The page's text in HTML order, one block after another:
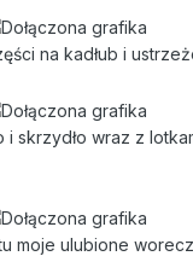
na kadłub i
i skrzydło wraz z
moje ulubione